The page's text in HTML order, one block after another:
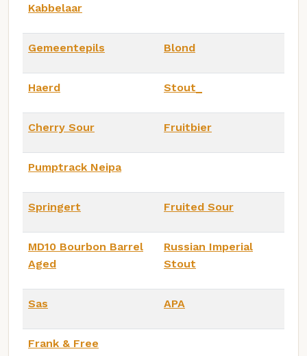
Kabbelaar
Gemeentepils Blond
Haerd Stout_
Cherry Sour Fruitbier
Pumptrack Neipa
Springert Fruited Sour
MD10 Bourbon Barrel
Aged
Russian Imperial
Stout
Sas APA
Frank & Free